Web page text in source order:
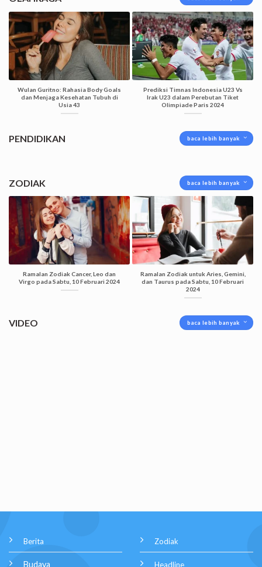
Wulan Guritno: Rahasia Body Goals
dan Menjaga Kesehatan Tubuh di
Usia 43
Prediksi Timnas Indonesia U23 Vs
Irak U23 dalam Perebutan Tiket
Olimpiade Paris 2024
PENDIDIKAN baca lebih banyak
ZODIAK baca lebih banyak
Ramalan Zodiak Cancer, Leo dan
Virgo pada Sabtu, 10 Februari 2024
Ramalan Zodiak untuk Aries, Gemini,
dan Taurus pada Sabtu, 10 Februari
2024
VIDEO baca lebih banyak
Berita
Budaya
Zodiak
Headline